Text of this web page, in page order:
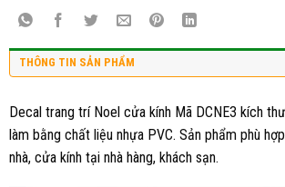
THÔNG TIN SẢN PHẨM
Decal trang trí Noel cửa kính Mã DCNE3 kích
làm bằng chất liệu nhựa PVC. Sản phẩm phù
nhà, cửa kính tại nhà hàng, khách sạn.